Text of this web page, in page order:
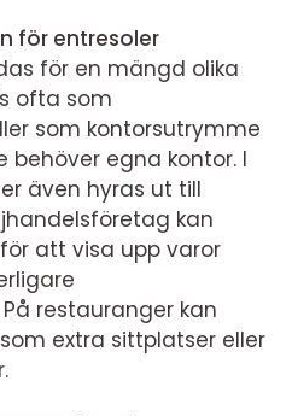
för entresoler
för en mängd olika
ofta som
som kontorsutrymme
egna kontor. I
även hyras ut till
kan
att visa upp varor
restauranger kan
extra sittplatser eller